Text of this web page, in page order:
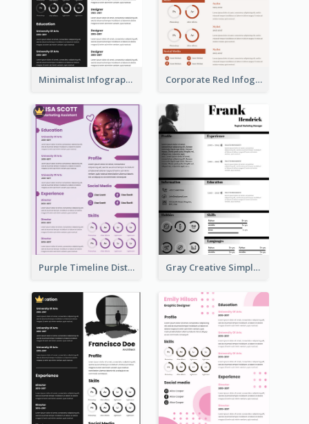
Minimalist Infographic Resume Corporate Red Infographic Resume
Purple Timeline Distinguished Resume Gray Creative Simple Resume